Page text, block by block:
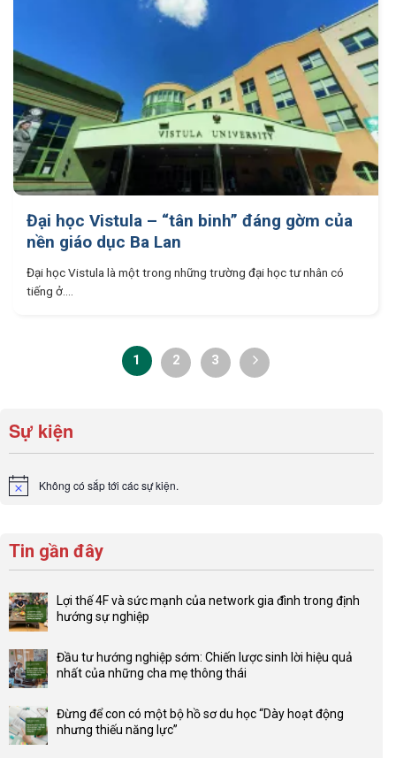
Đại học Vistula – “tân binh” đáng gờm của
nền giáo dục Ba Lan
Đại học Vistula là một trong những trường đại học tư nhân có
tiếng ở....
1 2 3
Sự kiện
Notice Không có sắp tới các sự kiện.
Tin gần đây
Lợi thế 4F và sức mạnh của network gia đình trong định
hướng sự nghiệp
bình
luận
Lợi
thế
Đầu tư hướng nghiệp sớm: Chiến lược sinh lời hiệu quả
nhất của những cha mẹ thông thái
bình
luận
Đừng để con có một bộ hồ sơ du học “Dày hoạt động
nhưng thiếu năng lực”